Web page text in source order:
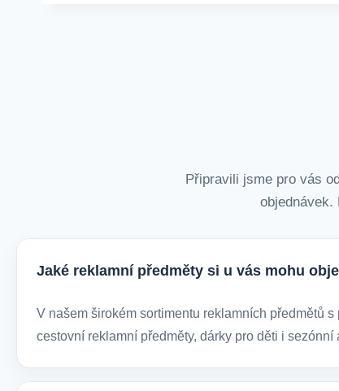
Připravili jsme pro vás
Jaké reklamní předměty si u vás mohu
V našem širokém sortimentu reklamních předmětů
cestovní reklamní předměty, dárky pro děti i sezónní